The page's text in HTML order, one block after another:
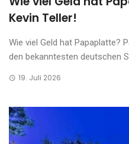
Kevin Teller!
Wie viel Geld hat Papaplatte?
den bekanntesten deutschen
19. Juli 2026